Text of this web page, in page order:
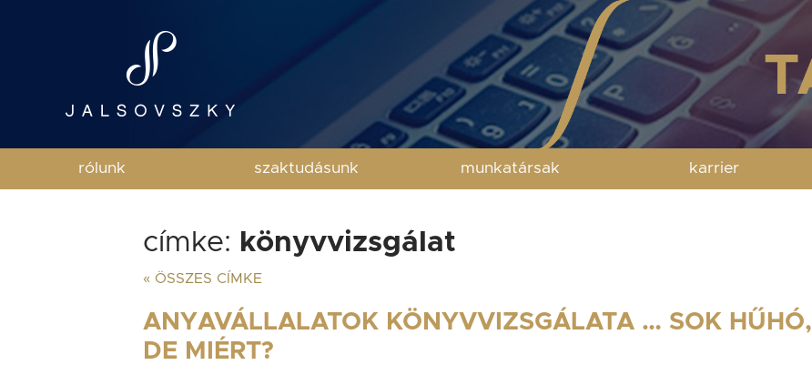
rólunk szaktudásunk munkatársak karrier
címke: könyvvizsgálat
« ÖSSZES CÍMKE
ANYAVÁLLALATOK KÖNYVVIZSGÁLATA … SOK HŰHÓ,
DE MIÉRT?